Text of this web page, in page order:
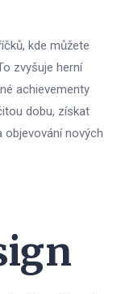
kde můžete
zvyšuje herní
achievementy
dobu, získat
nových